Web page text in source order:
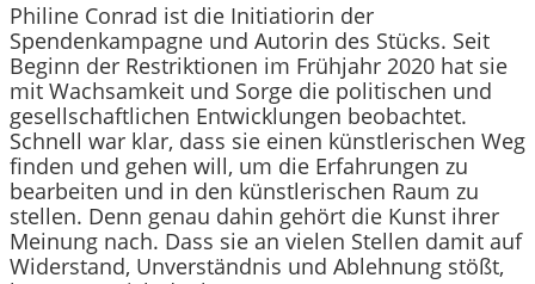
Philine Conrad ist die Initiatiorin der
Spendenkampagne und Autorin des Stücks. Seit
Beginn der Restriktionen im Frühjahr 2020 hat sie
mit Wachsamkeit und Sorge die politischen und
gesellschaftlichen Entwicklungen beobachtet.
Schnell war klar, dass sie einen künstlerischen Weg
finden und gehen will, um die Erfahrungen zu
bearbeiten und in den künstlerischen Raum zu
stellen. Denn genau dahin gehört die Kunst ihrer
Meinung nach. Dass sie an vielen Stellen damit auf
Widerstand, Unverständnis und Ablehnung stößt,